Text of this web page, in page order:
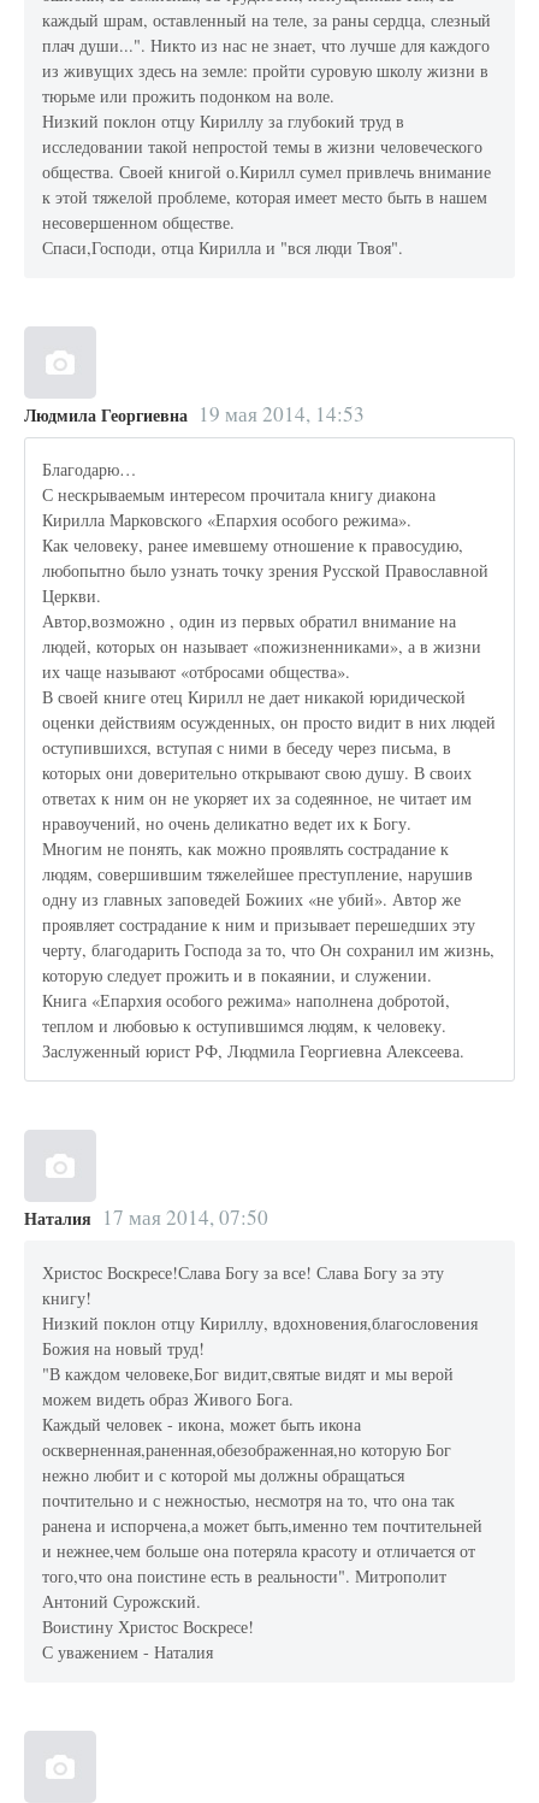
каждый шрам, оставленный на теле, за раны сердца, слезный
плач души...". Никто из нас не знает, что лучше для каждого
из живущих здесь на земле: пройти суровую школу жизни в
тюрьме или прожить подонком на воле.
Низкий поклон отцу Кириллу за глубокий труд в
исследовании такой непростой темы в жизни человеческого
общества. Своей книгой о.Кирилл сумел привлечь внимание
к этой тяжелой проблеме, которая имеет место быть в нашем
несовершенном обществе.
Спаси,Господи, отца Кирилла и "вся люди Твоя".
Людмила Георгиевна 19 мая 2014, 14:53
Благодарю…
С нескрываемым интересом прочитала книгу диакона
Кирилла Марковского «Епархия особого режима».
Как человеку, ранее имевшему отношение к правосудию,
любопытно было узнать точку зрения Русской Православной
Церкви.
Автор,возможно , один из первых обратил внимание на
людей, которых он называет «пожизненниками», а в жизни
их чаще называют «отбросами общества».
В своей книге отец Кирилл не дает никакой юридической
оценки действиям осужденных, он просто видит в них людей
оступившихся, вступая с ними в беседу через письма, в
которых они доверительно открывают свою душу. В своих
ответах к ним он не укоряет их за содеянное, не читает им
нравоучений, но очень деликатно ведет их к Богу.
Многим не понять, как можно проявлять сострадание к
людям, совершившим тяжелейшее преступление, нарушив
одну из главных заповедей Божиих «не убий». Автор же
проявляет сострадание к ним и призывает перешедших эту
черту, благодарить Господа за то, что Он сохранил им жизнь,
которую следует прожить и в покаянии, и служении.
Книга «Епархия особого режима» наполнена добротой,
теплом и любовью к оступившимся людям, к человеку.
Заслуженный юрист РФ, Людмила Георгиевна Алексеева.
Наталия 17 мая 2014, 07:50
Христос Воскресе!Слава Богу за все! Слава Богу за эту
книгу!
Низкий поклон отцу Кириллу, вдохновения,благословения
Божия на новый труд!
"В каждом человеке,Бог видит,святые видят и мы верой
можем видеть образ Живого Бога.
Каждый человек - икона, может быть икона
оскверненная,раненная,обезображенная,но которую Бог
нежно любит и с которой мы должны обращаться
почтительно и с нежностью, несмотря на то, что она так
ранена и испорчена,а может быть,именно тем почтительней
и нежнее,чем больше она потеряла красоту и отличается от
того,что она поистине есть в реальности". Митрополит
Антоний Сурожский.
Воистину Христос Воскресе!
С уважением - Наталия